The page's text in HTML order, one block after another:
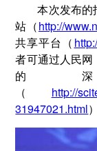
本次发布的
站（http://
共享平台（
者可通过人民
的
（ http://
31947021.html